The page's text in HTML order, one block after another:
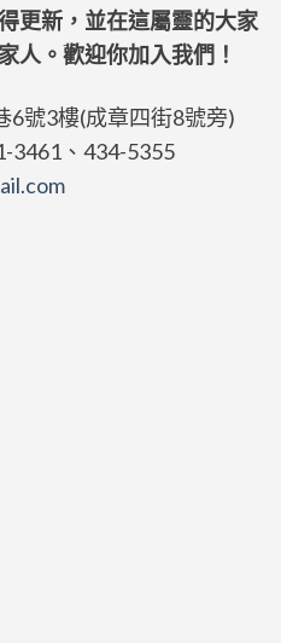
更新，並在這屬靈的大家
人。歡迎你加入我們！
6號3樓(成章四街8號旁)
3461、434-5355